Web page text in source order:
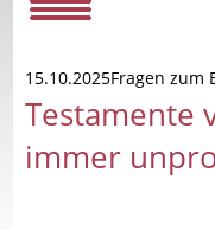
15.10.2025Fragen
Testamente
immer